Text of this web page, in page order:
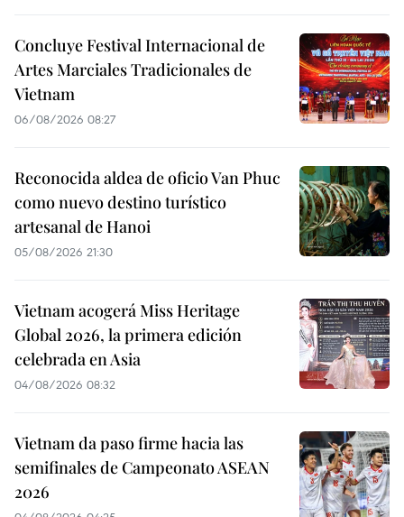
Concluye Festival Internacional de
Artes Marciales Tradicionales de
Vietnam
06/08/2026 08:27
Reconocida aldea de oficio Van Phuc
como nuevo destino turístico
artesanal de Hanoi
05/08/2026 21:30
Vietnam acogerá Miss Heritage
Global 2026, la primera edición
celebrada en Asia
04/08/2026 08:32
Vietnam da paso firme hacia las
semifinales de Campeonato ASEAN
2026